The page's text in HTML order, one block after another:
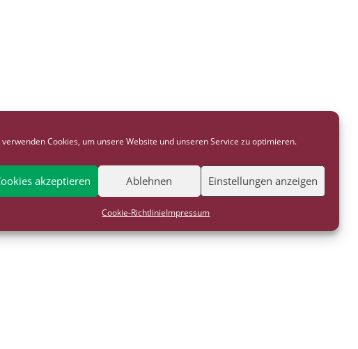
verwenden Cookies, um unsere Website und unseren Service zu optimieren.
akzeptieren Ablehnen Einstellungen anzeigen
Cookie-RichtlinieImpressum